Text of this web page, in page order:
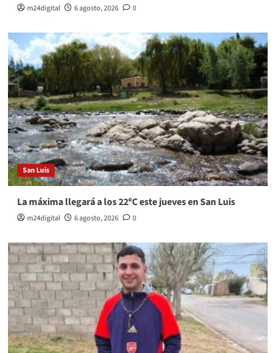
m24digital 6 agosto, 2026 0
San Luis
La máxima llegará a los 22ºC este jueves en San Luis
m24digital 6 agosto, 2026 0